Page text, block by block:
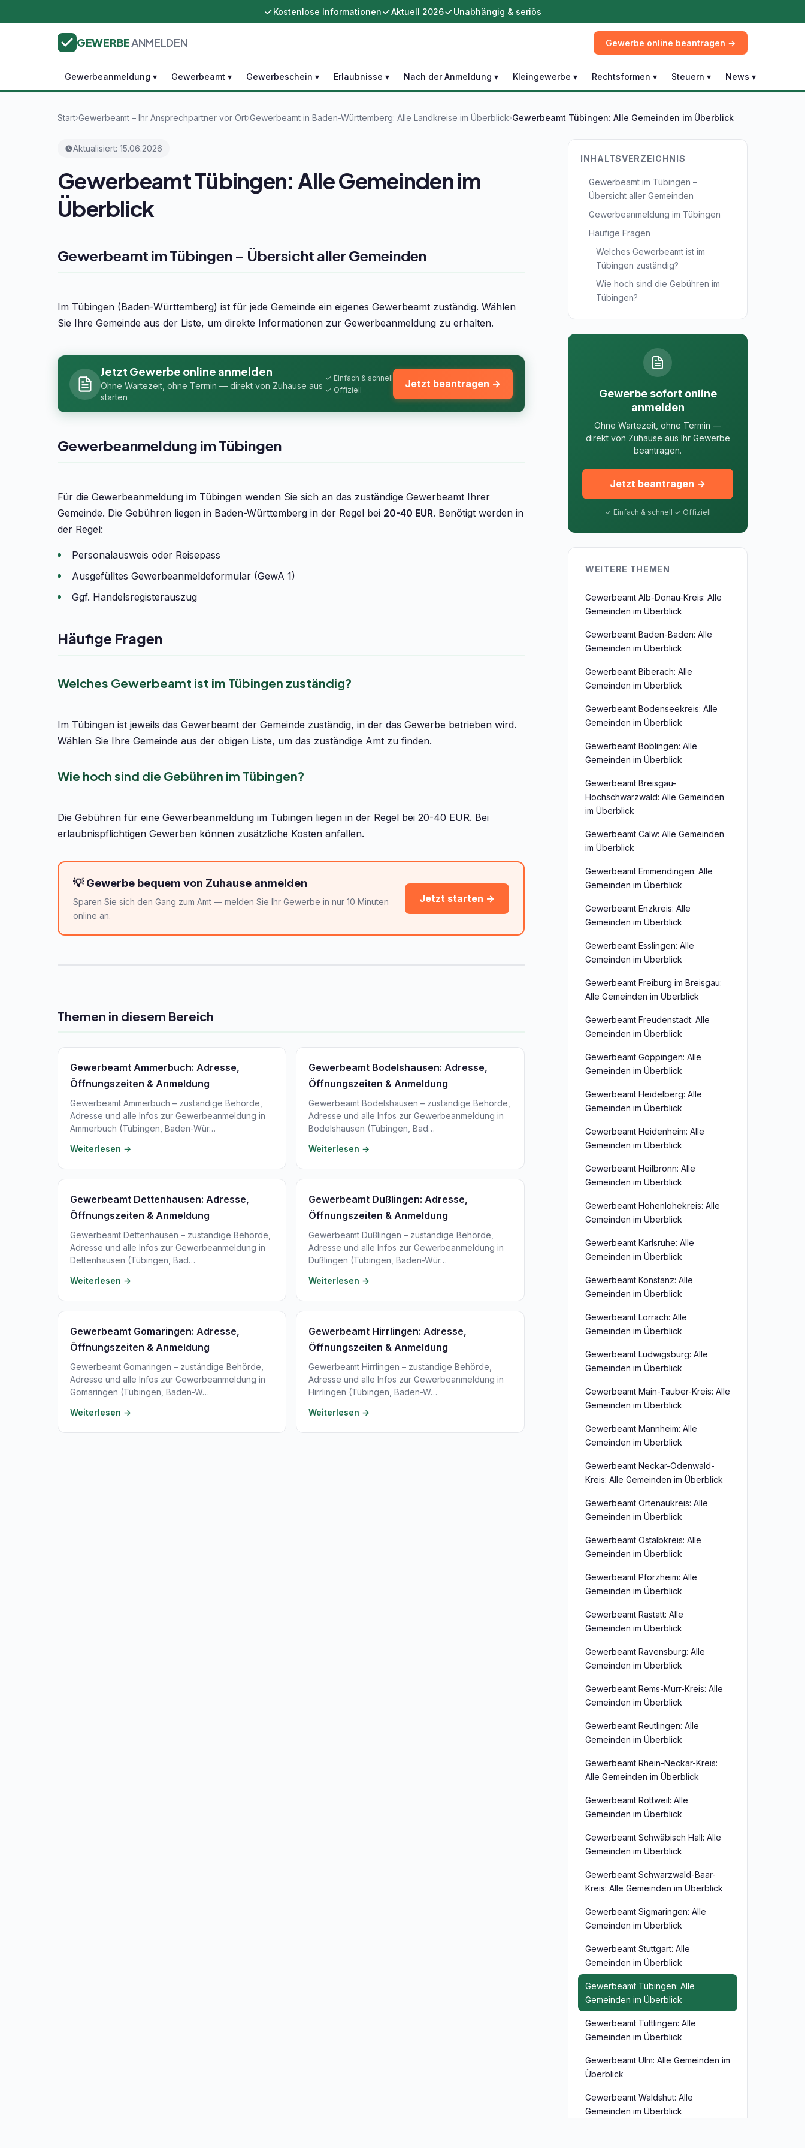
Kostenlose Informationen Aktuell 2026 Unabhängig & seriös
GEWERBEANMELDEN Gewerbe online beantragen →
Gewerbeanmeldung ▾ Gewerbeamt ▾ Gewerbeschein ▾ Erlaubnisse ▾ Nach der Anmeldung ▾ Kleingewerbe ▾ Rechtsformen ▾ Steuern ▾ News ▾
Start›Gewerbeamt – Ihr Ansprechpartner vor Ort›Gewerbeamt in Baden-Württemberg: Alle Landkreise im Überblick›Gewerbeamt Tübingen: Alle Gemeinden im Überblick
Aktualisiert: 15.06.2026
Gewerbeamt Tübingen: Alle Gemeinden im
Überblick
Gewerbeamt im Tübingen – Übersicht aller Gemeinden
Im Tübingen (Baden-Württemberg) ist für jede Gemeinde ein eigenes Gewerbeamt zuständig. Wählen
Sie Ihre Gemeinde aus der Liste, um direkte Informationen zur Gewerbeanmeldung zu erhalten.
Jetzt Gewerbe online anmelden
Ohne Wartezeit, ohne Termin — direkt von Zuhause aus
starten
✓ Einfach & schnell
✓ Offiziell
Jetzt beantragen →
Gewerbeanmeldung im Tübingen
Für die Gewerbeanmeldung im Tübingen wenden Sie sich an das zuständige Gewerbeamt Ihrer
Gemeinde. Die Gebühren liegen in Baden-Württemberg in der Regel bei 20-40 EUR. Benötigt werden in
der Regel:
Personalausweis oder Reisepass
Ausgefülltes Gewerbeanmeldeformular (GewA 1)
Ggf. Handelsregisterauszug
Häufige Fragen
Welches Gewerbeamt ist im Tübingen zuständig?
Im Tübingen ist jeweils das Gewerbeamt der Gemeinde zuständig, in der das Gewerbe betrieben wird.
Wählen Sie Ihre Gemeinde aus der obigen Liste, um das zuständige Amt zu finden.
Wie hoch sind die Gebühren im Tübingen?
Die Gebühren für eine Gewerbeanmeldung im Tübingen liegen in der Regel bei 20-40 EUR. Bei
erlaubnispflichtigen Gewerben können zusätzliche Kosten anfallen.
💡 Gewerbe bequem von Zuhause anmelden
Sparen Sie sich den Gang zum Amt — melden Sie Ihr Gewerbe in nur 10 Minuten
online an.
Jetzt starten →
Themen in diesem Bereich
Gewerbeamt Ammerbuch: Adresse,
Öffnungszeiten & Anmeldung
Gewerbeamt Ammerbuch – zuständige Behörde,
Adresse und alle Infos zur Gewerbeanmeldung in
Ammerbuch (Tübingen, Baden-Wür…
Weiterlesen →
Gewerbeamt Bodelshausen: Adresse,
Öffnungszeiten & Anmeldung
Gewerbeamt Bodelshausen – zuständige Behörde,
Adresse und alle Infos zur Gewerbeanmeldung in
Bodelshausen (Tübingen, Bad…
Weiterlesen →
Gewerbeamt Dettenhausen: Adresse,
Öffnungszeiten & Anmeldung
Gewerbeamt Dettenhausen – zuständige Behörde,
Adresse und alle Infos zur Gewerbeanmeldung in
Dettenhausen (Tübingen, Bad…
Weiterlesen →
Gewerbeamt Dußlingen: Adresse,
Öffnungszeiten & Anmeldung
Gewerbeamt Dußlingen – zuständige Behörde,
Adresse und alle Infos zur Gewerbeanmeldung in
Dußlingen (Tübingen, Baden-Wür…
Weiterlesen →
Gewerbeamt Gomaringen: Adresse,
Öffnungszeiten & Anmeldung
Gewerbeamt Gomaringen – zuständige Behörde,
Adresse und alle Infos zur Gewerbeanmeldung in
Gomaringen (Tübingen, Baden-W…
Weiterlesen →
Gewerbeamt Hirrlingen: Adresse,
Öffnungszeiten & Anmeldung
Gewerbeamt Hirrlingen – zuständige Behörde,
Adresse und alle Infos zur Gewerbeanmeldung in
Hirrlingen (Tübingen, Baden-W…
Weiterlesen →
INHALTSVERZEICHNIS
Gewerbeamt im Tübingen –
Übersicht aller Gemeinden
Gewerbeanmeldung im Tübingen
Häufige Fragen
Welches Gewerbeamt ist im
Tübingen zuständig?
Wie hoch sind die Gebühren im
Tübingen?
Gewerbe sofort online
anmelden
Ohne Wartezeit, ohne Termin —
direkt von Zuhause aus Ihr Gewerbe
beantragen.
Jetzt beantragen →
✓ Einfach & schnell ✓ Offiziell
WEITERE THEMEN
Gewerbeamt Alb-Donau-Kreis: Alle
Gemeinden im Überblick
Gewerbeamt Baden-Baden: Alle
Gemeinden im Überblick
Gewerbeamt Biberach: Alle
Gemeinden im Überblick
Gewerbeamt Bodenseekreis: Alle
Gemeinden im Überblick
Gewerbeamt Böblingen: Alle
Gemeinden im Überblick
Gewerbeamt Breisgau-
Hochschwarzwald: Alle Gemeinden
im Überblick
Gewerbeamt Calw: Alle Gemeinden
im Überblick
Gewerbeamt Emmendingen: Alle
Gemeinden im Überblick
Gewerbeamt Enzkreis: Alle
Gemeinden im Überblick
Gewerbeamt Esslingen: Alle
Gemeinden im Überblick
Gewerbeamt Freiburg im Breisgau:
Alle Gemeinden im Überblick
Gewerbeamt Freudenstadt: Alle
Gemeinden im Überblick
Gewerbeamt Göppingen: Alle
Gemeinden im Überblick
Gewerbeamt Heidelberg: Alle
Gemeinden im Überblick
Gewerbeamt Heidenheim: Alle
Gemeinden im Überblick
Gewerbeamt Heilbronn: Alle
Gemeinden im Überblick
Gewerbeamt Hohenlohekreis: Alle
Gemeinden im Überblick
Gewerbeamt Karlsruhe: Alle
Gemeinden im Überblick
Gewerbeamt Konstanz: Alle
Gemeinden im Überblick
Gewerbeamt Lörrach: Alle
Gemeinden im Überblick
Gewerbeamt Ludwigsburg: Alle
Gemeinden im Überblick
Gewerbeamt Main-Tauber-Kreis: Alle
Gemeinden im Überblick
Gewerbeamt Mannheim: Alle
Gemeinden im Überblick
Gewerbeamt Neckar-Odenwald-
Kreis: Alle Gemeinden im Überblick
Gewerbeamt Ortenaukreis: Alle
Gemeinden im Überblick
Gewerbeamt Ostalbkreis: Alle
Gemeinden im Überblick
Gewerbeamt Pforzheim: Alle
Gemeinden im Überblick
Gewerbeamt Rastatt: Alle
Gemeinden im Überblick
Gewerbeamt Ravensburg: Alle
Gemeinden im Überblick
Gewerbeamt Rems-Murr-Kreis: Alle
Gemeinden im Überblick
Gewerbeamt Reutlingen: Alle
Gemeinden im Überblick
Gewerbeamt Rhein-Neckar-Kreis:
Alle Gemeinden im Überblick
Gewerbeamt Rottweil: Alle
Gemeinden im Überblick
Gewerbeamt Schwäbisch Hall: Alle
Gemeinden im Überblick
Gewerbeamt Schwarzwald-Baar-
Kreis: Alle Gemeinden im Überblick
Gewerbeamt Sigmaringen: Alle
Gemeinden im Überblick
Gewerbeamt Stuttgart: Alle
Gemeinden im Überblick
Gewerbeamt Tübingen: Alle
Gemeinden im Überblick
Gewerbeamt Tuttlingen: Alle
Gemeinden im Überblick
Gewerbeamt Ulm: Alle Gemeinden im
Überblick
Gewerbeamt Waldshut: Alle
Gemeinden im Überblick